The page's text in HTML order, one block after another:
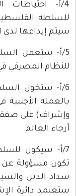
4/أ- احتياطات
للسلطة
سيتم إيداعها لدى
5/أ- ستعمل
للنظام المصرفي
6/أ- ستخول
بالعملة
وإشراف) على
أرجاء العالم.
7/أ- سيكون
تكون مسؤولة عن
سداد الدين
ستعتمد دائرة